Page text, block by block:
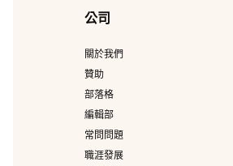
公司
關於我們
贊助
部落格
編輯部
常問問題
職涯發展